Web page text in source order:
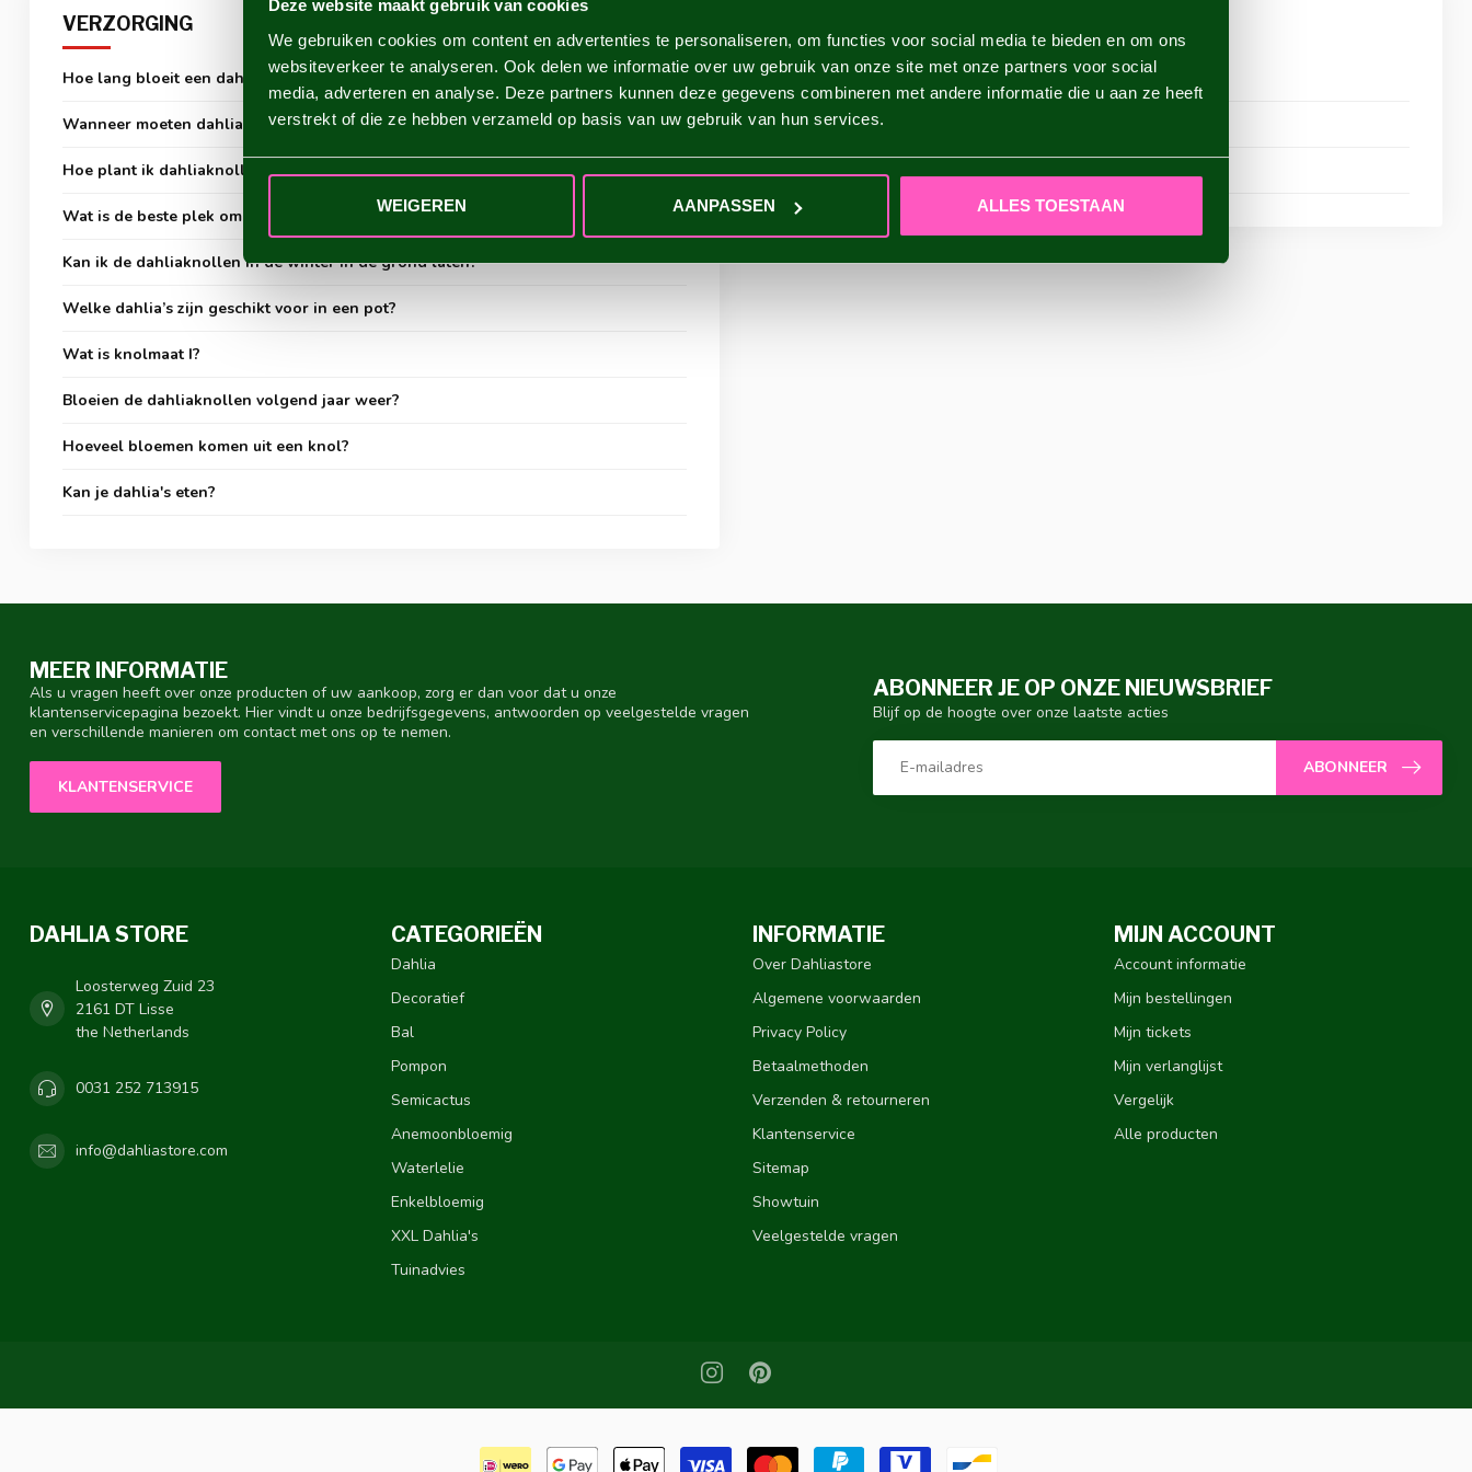
Deze website maakt gebruik van cookies
We gebruiken cookies om content en advertenties te personaliseren, om functies voor social media te bieden en om ons
websiteverkeer te analyseren. Ook delen we informatie over uw gebruik van onze site met onze partners voor social
media, adverteren en analyse. Deze partners kunnen deze gegevens combineren met andere informatie die u aan ze heeft
verstrekt of die ze hebben verzameld op basis van uw gebruik van hun services.
WEIGEREN AANPASSEN ALLES TOESTAAN
VERZORGING
Hoe lang bloeit een dahlia?
Wanneer moeten dahliaknollen de grond in?
Hoe plant ik dahliaknollen?
Wat is de beste plek om dahlia’s te planten?
Kan ik de dahliaknollen in de winter in de grond laten?
Welke dahlia’s zijn geschikt voor in een pot?
Wat is knolmaat I?
Bloeien de dahliaknollen volgend jaar weer?
Hoeveel bloemen komen uit een knol?
Kan je dahlia's eten?
Wanneer worden de dahliaknollen verstuurd?
Hoe lang duurt het voordat ik mijn bestelling binnen heb?
Wanneer is de webshop geopend?
MEER INFORMATIE
Als u vragen heeft over onze producten of uw aankoop, zorg er dan voor dat u onze
klantenservicepagina bezoekt. Hier vindt u onze bedrijfsgegevens, antwoorden op veelgestelde vragen
en verschillende manieren om contact met ons op te nemen.
KLANTENSERVICE
ABONNEER JE OP ONZE NIEUWSBRIEF
Blijf op de hoogte over onze laatste acties
ABONNEER
DAHLIA STORE
Loosterweg Zuid 23
2161 DT Lisse
the Netherlands
0031 252 713915
info@dahliastore.com
CATEGORIEËN
Dahlia
Decoratief
Bal
Pompon
Semicactus
Anemoonbloemig
Waterlelie
Enkelbloemig
XXL Dahlia's
Tuinadvies
INFORMATIE
Over Dahliastore
Algemene voorwaarden
Privacy Policy
Betaalmethoden
Verzenden & retourneren
Klantenservice
Sitemap
Showtuin
Veelgestelde vragen
MIJN ACCOUNT
Account informatie
Mijn bestellingen
Mijn tickets
Mijn verlanglijst
Vergelijk
Alle producten